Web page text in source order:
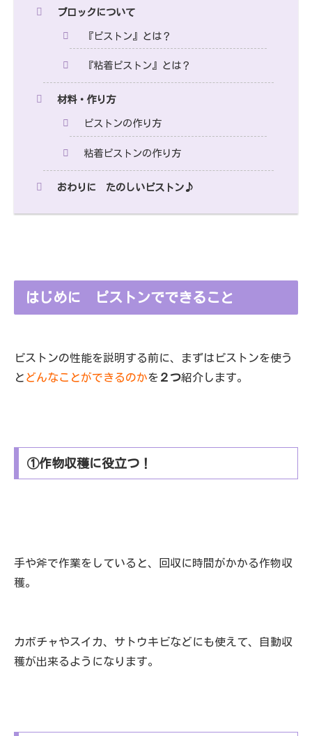
ブロックについて
『ピストン』とは？
『粘着ピストン』とは？
材料・作り方
ピストンの作り方
粘着ピストンの作り方
おわりに たのしいピストン♪
はじめに ピストンでできること
ピストンの性能を説明する前に、まずはピストンを使う
と どんなことができるのかを ２つ紹介します。
①作物収穫に役立つ！
手や斧で作業をしていると、回収に時間がかかる作物収
穫。
カボチャやスイカ、サトウキビなどにも使えて、自動収
穫が出来るようになります。